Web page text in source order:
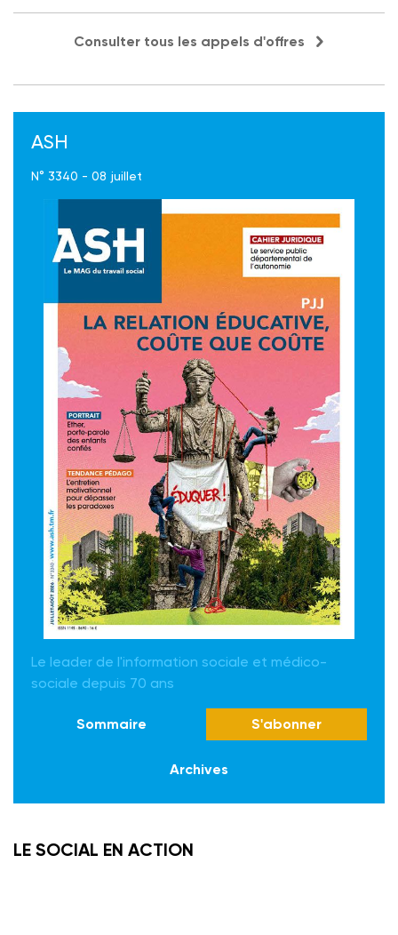
Consulter tous les appels d'offres
ASH
N° 3340 - 08 juillet
Le leader de l'information sociale et médico-
sociale depuis 70 ans
Sommaire S'abonner
Archives
LE SOCIAL EN ACTION